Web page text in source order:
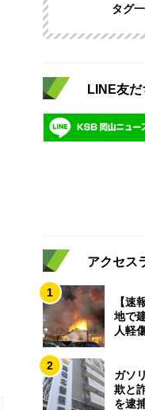
タグ
LINE友だ
アクセス
1
【速
地で
人軽
2
ガソ
欺と
を逮